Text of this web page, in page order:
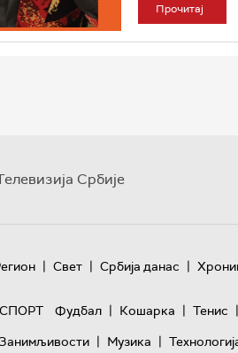
Прочитај
Србије
| Свет | Србија данас |
СПОРТ
Фудбал | Кошарка | Тенис |
Занимљивости | Музика |